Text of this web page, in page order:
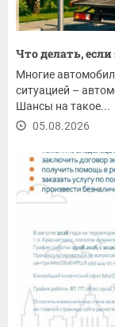
Что делать,
Многие
ситуацией –
Шансы на такое...
05.08.2026